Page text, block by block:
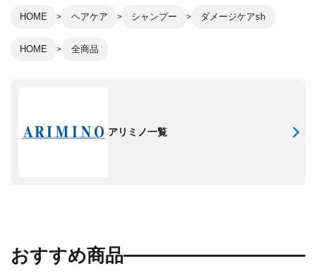
HOME ヘアケア シャンプー ダメージケアsh
HOME 全商品
アリミノ一覧
おすすめ商品